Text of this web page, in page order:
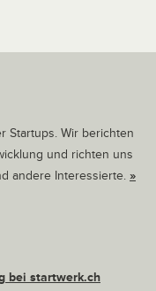
Startups. Wir berichten
und richten uns
andere Interessierte. »
bei startwerk.ch